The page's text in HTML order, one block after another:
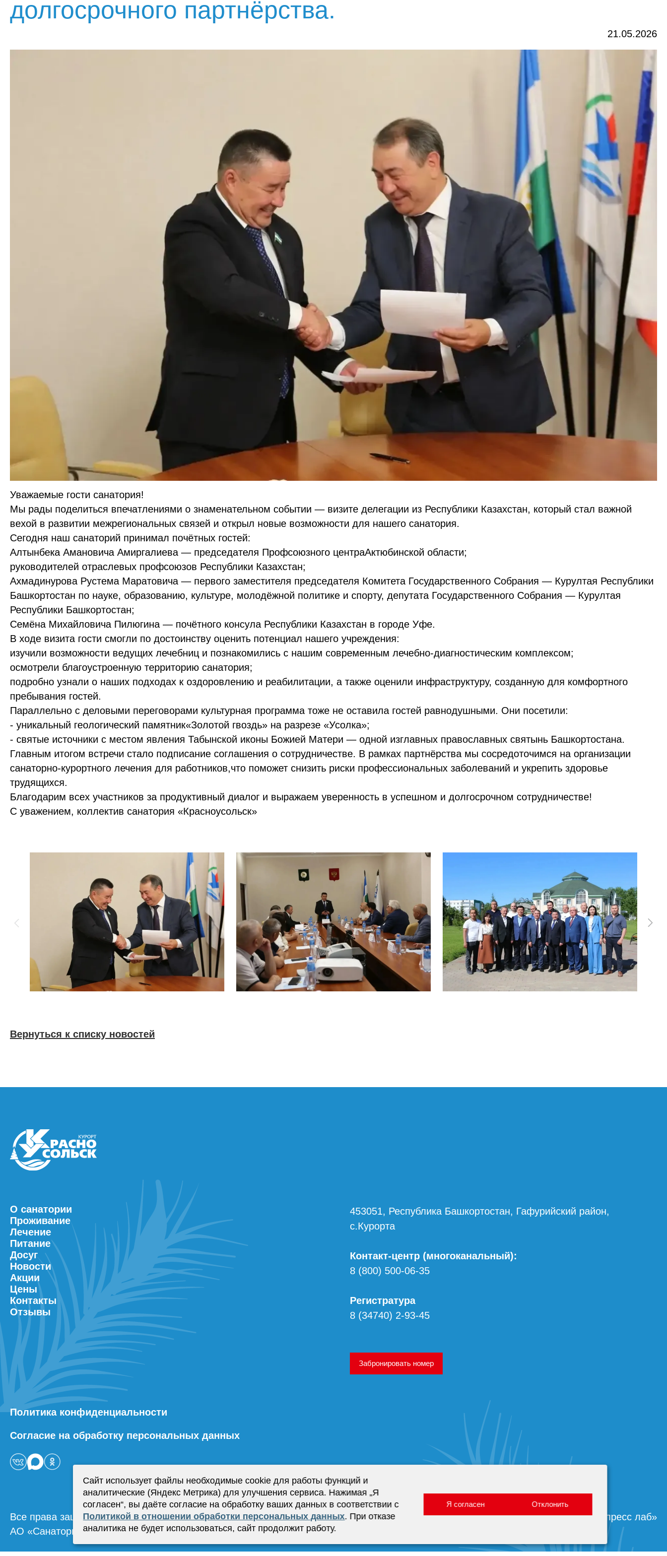
спецпредложения
Фото и видеогалерея
долгосрочного партнёрства.
21.05.2026
Уважаемые гости санатория!
Мы рады поделиться впечатлениями о знаменательном событии — визите делегации из Республики Казахстан, который стал важной
вехой в развитии межрегиональных связей и открыл новые возможности для нашего санатория.
Сегодня наш санаторий принимал почётных гостей:
Алтынбека Амановича Амиргалиева — председателя Профсоюзного центраАктюбинской области;
руководителей отраслевых профсоюзов Республики Казахстан;
Ахмадинурова Рустема Маратовича — первого заместителя председателя Комитета Государственного Собрания — Курултая Республики
Башкортостан по науке, образованию, культуре, молодёжной политике и спорту, депутата Государственного Собрания — Курултая
Республики Башкортостан;
Семёна Михайловича Пилюгина — почётного консула Республики Казахстан в городе Уфе.
В ходе визита гости смогли по достоинству оценить потенциал нашего учреждения:
изучили возможности ведущих лечебниц и познакомились с нашим современным лечебно‑диагностическим комплексом;
осмотрели благоустроенную территорию санатория;
подробно узнали о наших подходах к оздоровлению и реабилитации, а также оценили инфраструктуру, созданную для комфортного
пребывания гостей.
Параллельно с деловыми переговорами культурная программа тоже не оставила гостей равнодушными. Они посетили:
- уникальный геологический памятник«Золотой гвоздь» на разрезе «Усолка»;
- святые источники с местом явления Табынской иконы Божией Матери — одной изглавных православных святынь Башкортостана.
Главным итогом встречи стало подписание соглашения о сотрудничестве. В рамках партнёрства мы сосредоточимся на организации
санаторно‑курортного лечения для работников,что поможет снизить риски профессиональных заболеваний и укрепить здоровье
трудящихся.
Благодарим всех участников за продуктивный диалог и выражаем уверенность в успешном и долгосрочном сотрудничестве!
С уважением, коллектив санатория «Красноусольск»
Вернуться к списку новостей
О санатории
Проживание
Лечение
Питание
Досуг
Новости
Акции
Цены
Контакты
Отзывы
Политика конфиденциальности
Согласие на обработку персональных данных
453051, Республика Башкортостан, Гафурийский район,
с.Курорта
Контакт-центр (многоканальный):
8 (800) 500-06-35
Регистратура
8 (34740) 2-93-45
Забронировать номер
Все права защищены.
АО «Санаторий Красноусольск»
Создание сайта —«Экспресс лаб»
Сайт использует файлы необходимые cookie для работы функций и
аналитические (Яндекс Метрика) для улучшения сервиса. Нажимая „Я
согласен“, вы даёте согласие на обработку ваших данных в соответствии с
Политикой в отношении обработки персональных данных. При отказе
аналитика не будет использоваться, сайт продолжит работу.
Я согласен Отклонить